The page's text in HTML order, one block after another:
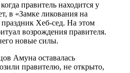
правитель находится у
в «Замке ликования на
Хеб-сед. На этом
возрождения правителя.
новые силы.
Амуна оставалась
правителю, не открыто,